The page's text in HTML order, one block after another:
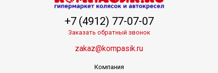
+7 (4912) 77-07-07
Заказать обратный звонок
zakaz@kompasik.ru
Компания